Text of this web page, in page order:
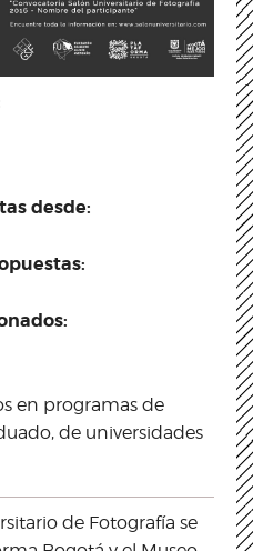
desde:
en programas de
de universidades
de Fotografía se